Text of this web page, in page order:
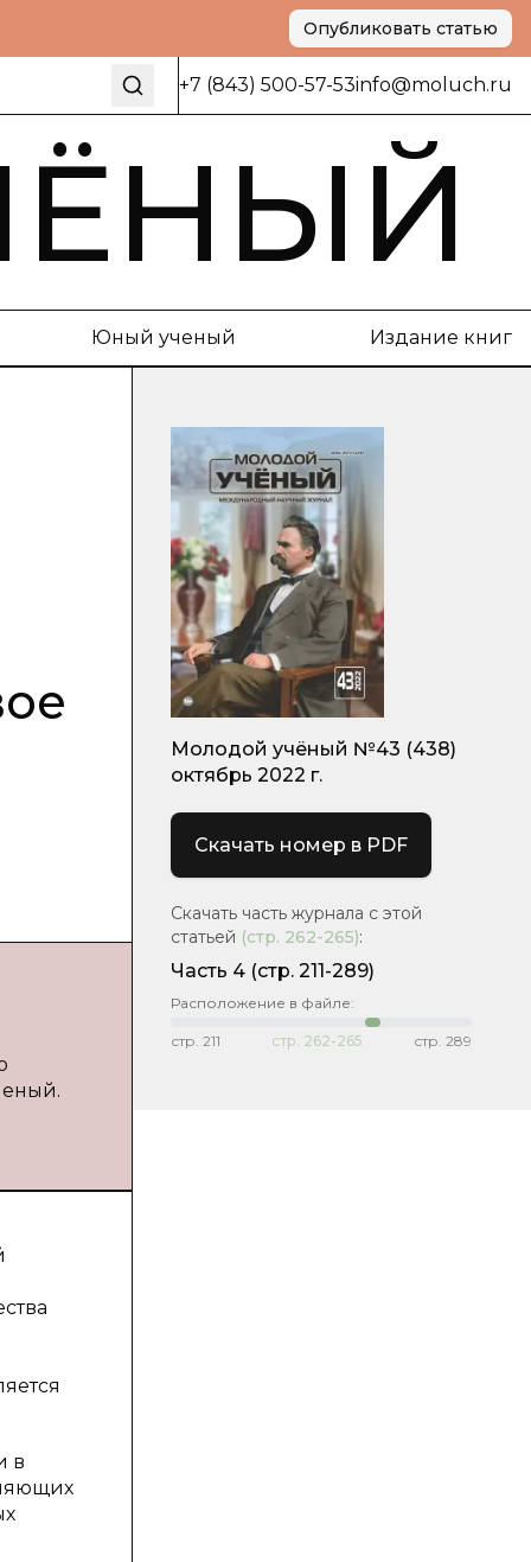
Опубликовать статью
+7 (843) 500-57-53info@moluch.ru
Юный ученый Издание книг
в
Молодой учёный №43 (438)
октябрь 2022 г.
Скачать номер в PDF
Скачать часть журнала с этой
статьей (стр. 262-265):
Часть 4 (стр. 211-289)
Расположение в файле:
стр. 211 стр. 262-265 стр. 289